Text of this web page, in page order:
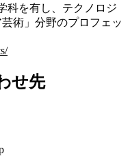
科を有し、テクノロジ
術」分野のプロフェッ
せ先